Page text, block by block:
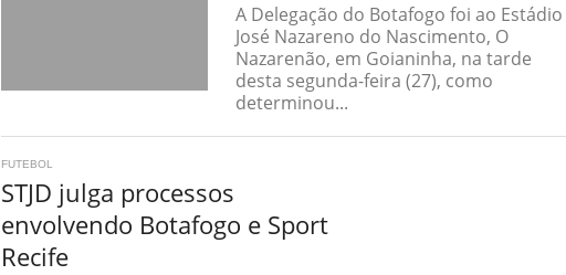
A Delegação do Botafogo foi ao Estádio
José Nazareno do Nascimento, O
Nazarenão, em Goianinha, na tarde
desta segunda-feira (27), como
determinou...
FUTEBOL
STJD julga processos
envolvendo Botafogo e Sport
Recife